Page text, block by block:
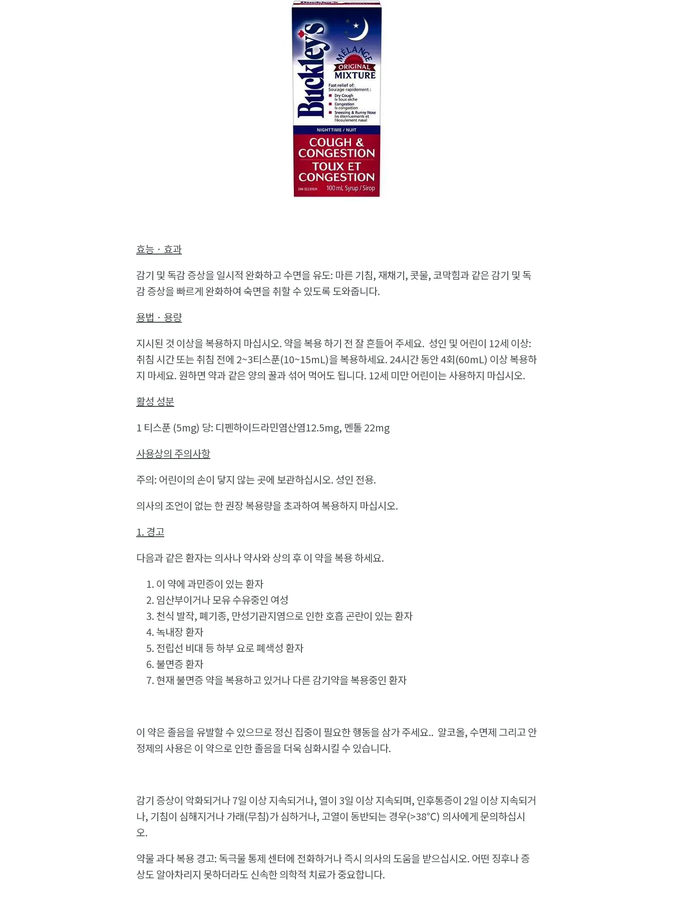
효능 · 효과
감기 및 독감 증상을 일시적 완화하고 수면을 유도: 마른 기침, 재채기, 콧물, 코막힘과 같은 감기 및 독
감 증상을 빠르게 완화하여 숙면을 취할 수 있도록 도와줍니다.
용법 · 용량
지시된 것 이상을 복용하지 마십시오. 약을 복용 하기 전 잘 흔들어 주세요. 성인 및 어린이 12세 이상:
취침 시간 또는 취침 전에 2~3티스푼(10~15mL)을 복용하세요. 24시간 동안 4회(60mL) 이상 복용하
지 마세요. 원하면 약과 같은 양의 꿀과 섞어 먹어도 됩니다. 12세 미만 어린이는 사용하지 마십시오.
활성 성분
1 티스푼 (5mg) 당: 디펜하이드라민염산염12.5mg, 멘톨 22mg
사용상의 주의사항
주의: 어린이의 손이 닿지 않는 곳에 보관하십시오. 성인 전용.
의사의 조언이 없는 한 권장 복용량을 초과하여 복용하지 마십시오.
1. 경고
다음과 같은 환자는 의사나 약사와 상의 후 이 약을 복용 하세요.
이 약에 과민증이 있는 환자
임산부이거나 모유 수유중인 여성
천식 발작, 폐기종, 만성기관지염으로 인한 호흡 곤란이 있는 환자
녹내장 환자
전립선 비대 등 하부 요로 폐색성 환자
불면증 환자
현재 불면증 약을 복용하고 있거나 다른 감기약을 복용중인 환자
이 약은 졸음을 유발할 수 있으므로 정신 집중이 필요한 행동을 삼가 주세요.. 알코올, 수면제 그리고 안
정제의 사용은 이 약으로 인한 졸음을 더욱 심화시킬 수 있습니다.
감기 증상이 악화되거나 7일 이상 지속되거나, 열이 3일 이상 지속되며, 인후통증이 2일 이상 지속되거
나, 기침이 심해지거나 가래(무침)가 심하거나, 고열이 동반되는 경우(>38℃) 의사에게 문의하십시
오.
약물 과다 복용 경고: 독극물 통제 센터에 전화하거나 즉시 의사의 도움을 받으십시오. 어떤 징후나 증
상도 알아차리지 못하더라도 신속한 의학적 치료가 중요합니다.